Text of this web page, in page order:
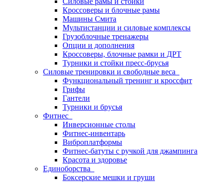
Кроссоверы и блочные рамы
Машины Смита
Мультистанции и силовые комплексы
Грузоблочные тренажеры
Опции и дополнения
Кроссоверы, блочные рамки и ДРТ
Турники и стойки пресс-брусья
Силовые тренировки и свободные веса
Функциональный тренинг и кроссфит
Грифы
Гантели
Турники и брусья
Фитнес
Инверсионные столы
Фитнес-инвентарь
Виброплатформы
Фитнес-батуты с ручкой для джампинга
Красота и здоровье
Единоборства
Боксерские мешки и груши